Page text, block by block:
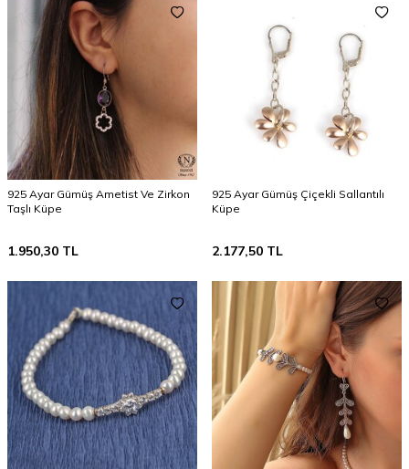
925 Ayar Gümüş Ametist Ve Zirkon
Taşlı Küpe
1.950,30 TL
925 Ayar Gümüş Çiçekli Sallantılı
Küpe
2.177,50 TL